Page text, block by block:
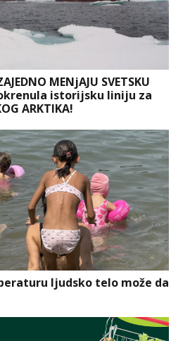
MENjAJU SVETSKU
istorijsku liniju za
ARKTIKA!
ljudsko telo može da